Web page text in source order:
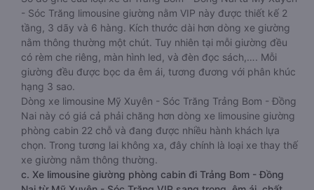
- Sóc Trăng limousine giường nằm VIP này được thiết kế 2
tầng, 3 dãy và 6 hàng. Kích thước dài hơn dòng xe giường
nằm thông thường một chút. Tuy nhiên tại mỗi giường đều
có rèm che riêng, màn hình led, và đèn đọc sách,…. Mỗi
giường đều được bọc da êm ái, tương đương với phân khúc
hạng 3 sao.
Dòng xe limousine Mỹ Xuyên - Sóc Trăng Trảng Bom - Đồng
Nai này có giá cả phải chăng hơn dòng xe limousine giường
phòng cabin 22 chỗ và đang được nhiều hành khách lựa
chọn. Trong tương lai không xa, đây chính là loại xe thay thế
xe giường nằm thông thường.
c. Xe limousine giường phòng cabin đi Trảng Bom - Đồng